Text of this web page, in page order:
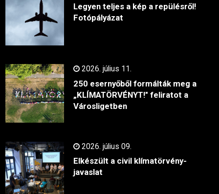
Legyen teljes a kép a repülésről!
Fotópályázat
2026. július 11.
250 esernyőből formálták meg a
„KLÍMATÖRVÉNYT!" feliratot a
Városligetben
2026. július 09.
Elkészült a civil klímatörvény-
javaslat